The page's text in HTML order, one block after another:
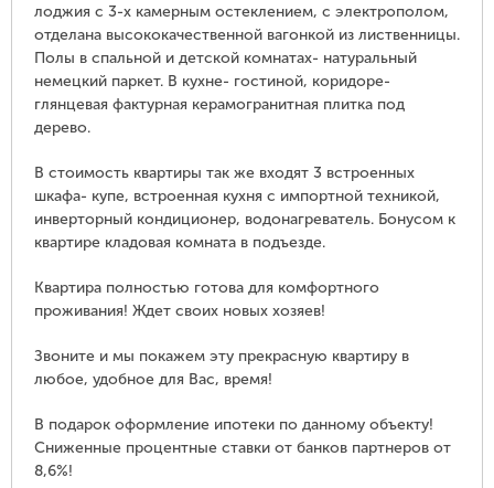
лоджия с 3-х камерным остеклением, с электрополом,
отделана высококачественной вагонкой из лиственницы.
Полы в спальной и детской комнатах- натуральный
немецкий паркет. В кухне- гостиной, коридоре-
глянцевая фактурная керамогранитная плитка под
дерево.
В стоимость квартиры так же входят 3 встроенных
шкафа- купе, встроенная кухня с импортной техникой,
инверторный кондиционер, водонагреватель. Бонусом к
квартире кладовая комната в подъезде.
Квартира полностью готова для комфортного
проживания! Ждет своих новых хозяев!
Звоните и мы покажем эту прекрасную квартиру в
любое, удобное для Вас, время!
В подарок оформление ипотеки по данному объекту!
Сниженные процентные ставки от банков партнеров от
8,6%!